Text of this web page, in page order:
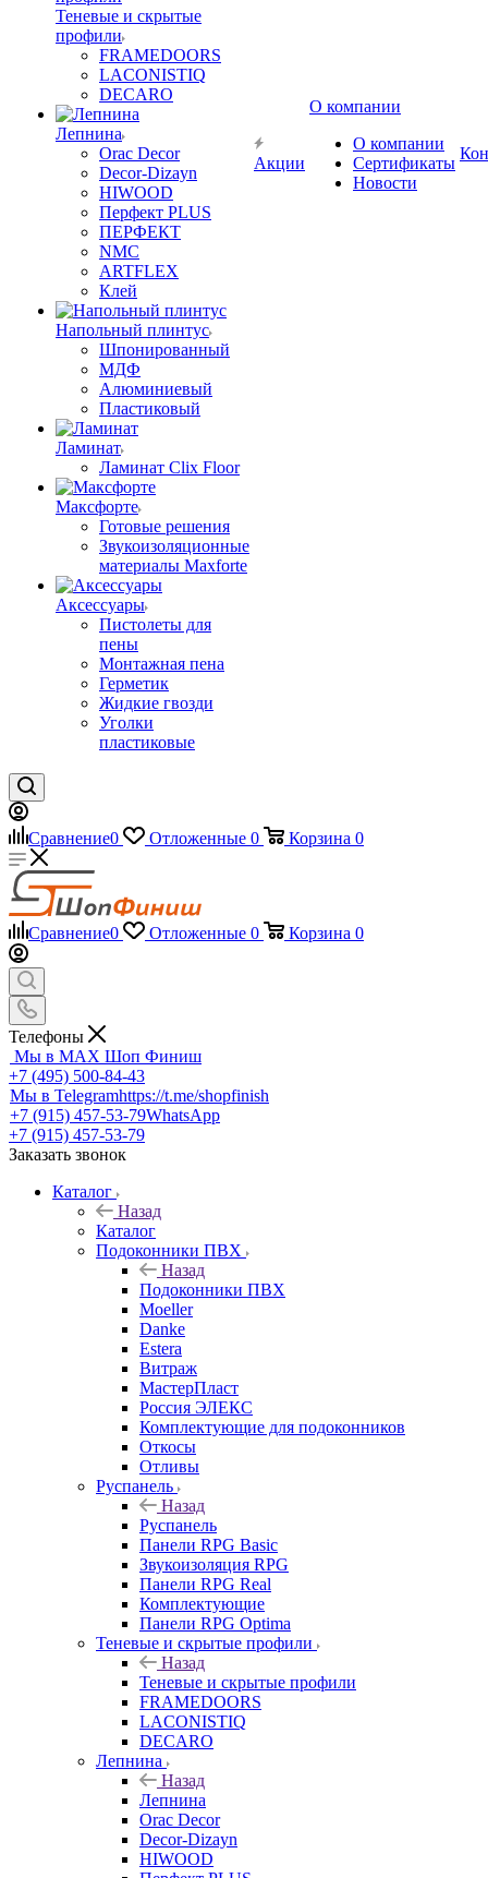
Теневые и скрытые
профили
FRAMEDOORS
LACONISTIQ
DECARO
Лепнина
Orac Decor
Decor-Dizayn
HIWOOD
Перфект PLUS
ПЕРФЕКТ
NMC
ARTFLEX
Клей
Напольный плинтус
Шпонированный
МДФ
Алюминиевый
Пластиковый
Ламинат
Ламинат Clix Floor
Максфорте
Готовые решения
Звукоизоляционные
материалы Maxforte
Аксессуары
Пистолеты для
пены
Монтажная пена
Герметик
Жидкие гвозди
Уголки
пластиковые
Акции
О компании
О компании
Сертификаты
Новости
Сравнение0 Отложенные 0 Корзина 0
Сравнение0 Отложенные 0 Корзина 0
Телефоны
Мы в MAX Шоп Финиш
+7 (495) 500-84-43
Мы в Telegramhttps://t.me/shopfinish
+7 (915) 457-53-79WhatsApp
+7 (915) 457-53-79
Заказать звонок
Каталог
Назад
Каталог
Подоконники ПВХ
Назад
Подоконники ПВХ
Moeller
Danke
Estera
Витраж
МастерПласт
Россия ЭЛЕКС
Комплектующие для подоконников
Откосы
Отливы
Руспанель
Назад
Руспанель
Панели RPG Basic
Звукоизоляция RPG
Панели RPG Real
Комплектующие
Панели RPG Optima
Теневые и скрытые профили
Назад
Теневые и скрытые профили
FRAMEDOORS
LACONISTIQ
DECARO
Лепнина
Назад
Лепнина
Orac Decor
Decor-Dizayn
HIWOOD